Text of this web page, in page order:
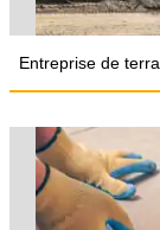
Entreprise de